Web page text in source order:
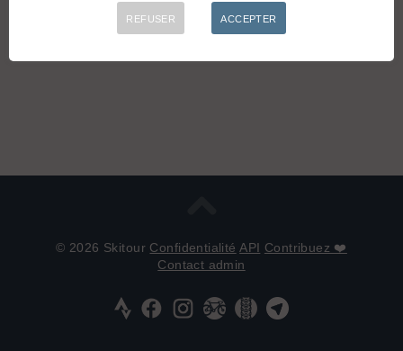
© 2026 Skitour Confidentialité API Contribuez ❤️
Contact admin
REFUSER ACCEPTER